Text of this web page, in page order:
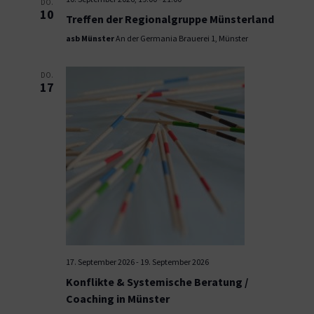
DO.
10 Treffen der Regionalgruppe Münsterland
asb MünsterAn der Germania Brauerei 1, Münster
DO.
17
17. September 2026- 19. September 2026
Konflikte & Systemische Beratung /
Coaching in Münster